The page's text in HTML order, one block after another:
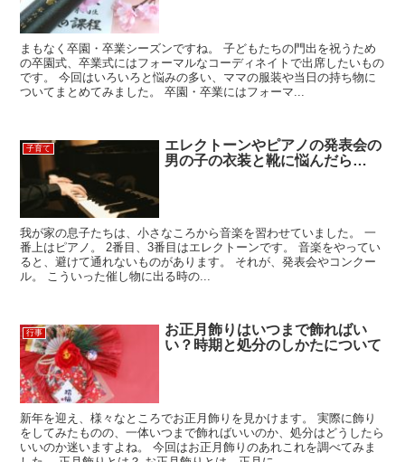
まもなく卒園・卒業シーズンですね。 子どもたちの門出を祝うため
の卒園式、卒業式にはフォーマルなコーディネイトで出席したいもの
です。 今回はいろいろと悩みの多い、ママの服装や当日の持ち物に
ついてまとめてみました。 卒園・卒業にはフォーマ...
子育て
エレクトーンやピアノの発表会の
男の子の衣装と靴に悩んだら…
我が家の息子たちは、小さなころから音楽を習わせていました。 一
番上はピアノ。 2番目、3番目はエレクトーンです。 音楽をやってい
ると、避けて通れないものがあります。 それが、発表会やコンクー
ル。 こういった催し物に出る時の...
行事
お正月飾りはいつまで飾ればい
い？時期と処分のしかたについて
新年を迎え、様々なところでお正月飾りを見かけます。 実際に飾り
をしてみたものの、一体いつまで飾ればいいのか、処分はどうしたら
いいのか迷いますよね。 今回はお正月飾りのあれこれを調べてみま